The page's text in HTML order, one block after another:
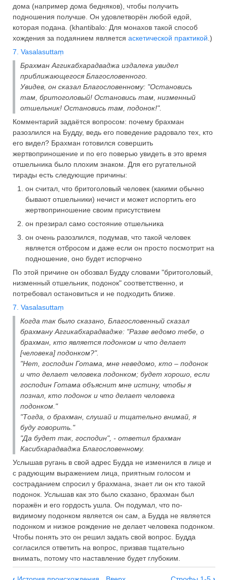
дома (например дома бедняков), чтобы получить
подношения получше. Он удовлетворён любой едой,
которая подана. (khantibalo: Для монахов такой способ
хождения за подаянием является аскетической практикой .)
7. Vasalasuttaṃ
Брахман Аггикабхарадваджа издалека увидел
приближающегося Благословенного.
Увидев, он сказал Благословенному: "Остановись
там, бритоголовый! Остановись там, низменный
отшельник! Остановись там, подонок!".
Комментарий задаётся вопросом: почему брахман
разозлился на Будду, ведь его поведение радовало тех, кто
его видел? Брахман готовился совершить
жертвоприношение и по его поверью увидеть в это время
отшельника было плохим знаком. Для его ругательной
тирады есть следующие причины:
он считал, что бритоголовый человек (какими обычно
бывают отшельники) нечист и может испортить его
жертвоприношение своим присутствием
он презирал само состояние отшельника
он очень разозлился, подумав, что такой человек
является отбросом и даже если он просто посмотрит на
подношение, оно будет испорчено
По этой причине он обозвал Будду словами "бритоголовый,
низменный отшельник, подонок" соответственно, и
потребовал остановиться и не подходить ближе.
7. Vasalasuttaṃ
Когда так было сказано, Благословенный сказал
брахману Аггикабхарадвадже: "Разве ведомо тебе, о
брахман, кто является подонком и что делает
[человека] подонком?".
"Нет, господин Готама, мне неведомо, кто – подонок
и что делает человека подонком; будет хорошо, если
господин Готама объяснит мне истину, чтобы я
познал, кто подонок и что делает человека
подонком."
"Тогда, о брахман, слушай и тщательно внимай, я
буду говорить."
"Да будет так, господин", - ответил брахман
Касибхарадваджа Благословенному.
Услышав ругань в свой адрес Будда не изменился в лице и
с радующим выражением лица, приятным голосом и
состраданием спросил у брахмана, знает ли он кто такой
подонок. Услышав как это было сказано, брахман был
поражён и его гордость ушла. Он подумал, что по-
видимому подонком является он сам, а Будда не является
подонком и низкое рождение не делает человека подонком.
Чтобы понять это он решил задать свой вопрос. Будда
согласился ответить на вопрос, призвав тщательно
внимать, потому что наставление будет глубоким.